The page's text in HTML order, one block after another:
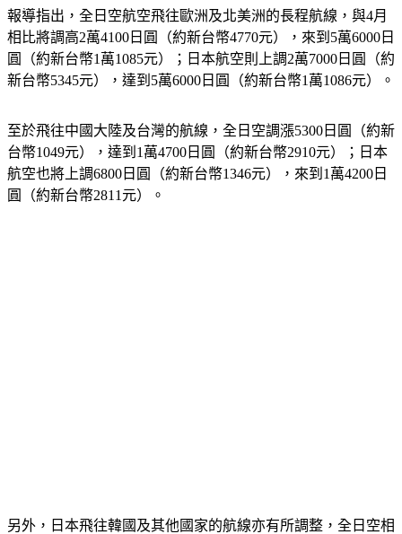
報導指出，全日空航空飛往歐洲及北美洲的長程航線，與4月
相比將調高2萬4100日圓（約新台幣4770元），來到5萬6000日
圓（約新台幣1萬1085元）；日本航空則上調2萬7000日圓（約
新台幣5345元），達到5萬6000日圓（約新台幣1萬1086元）。
至於飛往中國大陸及台灣的航線，全日空調漲5300日圓（約新
台幣1049元），達到1萬4700日圓（約新台幣2910元）；日本
航空也將上調6800日圓（約新台幣1346元），來到1萬4200日
圓（約新台幣2811元）。
另外，日本飛往韓國及其他國家的航線亦有所調整，全日空相